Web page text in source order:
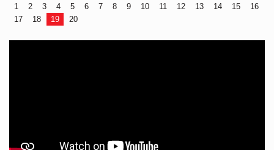
1 2 3 4 5 6 7 8 9 10 11 12 13 14 15
16
17
18 19 20